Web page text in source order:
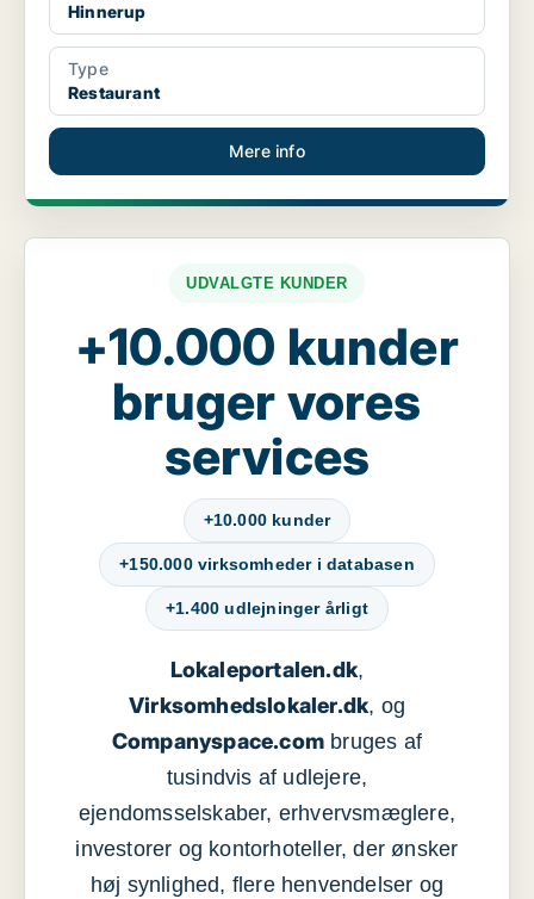
Hinnerup
Type
Restaurant
Mere info
UDVALGTE KUNDER
+10.000 kunder
bruger vores
services
+10.000 kunder
+150.000 virksomheder i databasen
+1.400 udlejninger årligt
Lokaleportalen.dk,
Virksomhedslokaler.dk, og
Companyspace.com bruges af
tusindvis af udlejere,
ejendomsselskaber, erhvervsmæglere,
investorer og kontorhoteller, der ønsker
høj synlighed, flere henvendelser og